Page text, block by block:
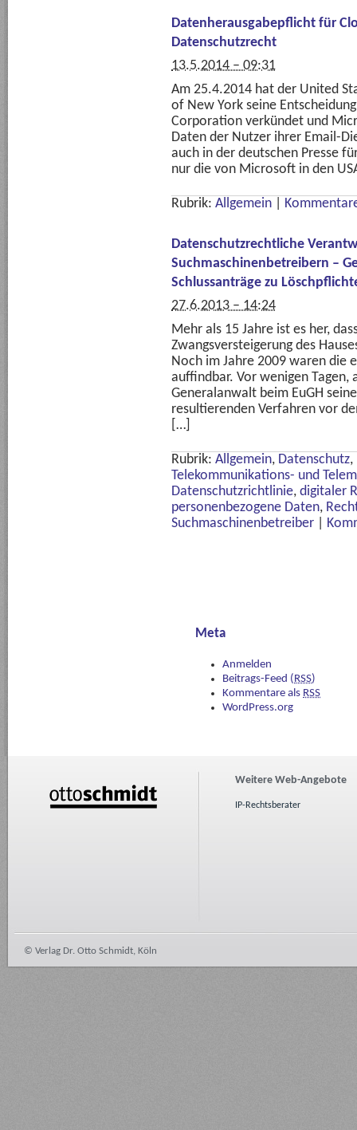
Datenherausgabepflicht für
Datenschutzrecht
13.5.2014 – 09:31
Am 25.4.2014 hat der United
of New York seine
Corporation verkündet und
Daten der Nutzer ihrer Email-
auch in der deutschen Presse
nur die von Microsoft in den
Rubrik: Allgemein
Datenschutzrechtliche
Suchmaschinenbetreibern –
Schlussanträge zu
27.6.2013 – 14:24
Mehr als 15 Jahre ist es her,
Zwangsversteigerung des
Noch im Jahre 2009 waren die
auffindbar. Vor wenigen
Generalanwalt beim EuGH
resultierenden Verfahren vor
[…]
Rubrik: Allgemein, Datenschutz,
Telekommunikations- und
Datenschutzrichtlinie, digitaler
personenbezogene Daten,
Suchmaschinenbetreiber
Meta
Anmelden
Beitrags-Feed (RSS)
Kommentare als RSS
WordPress.org
Weitere Web-Angebote
IP-Rechtsberater
© Verlag Dr. Otto Schmidt, Köln